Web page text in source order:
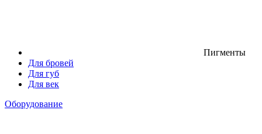
Пигменты
Для бровей
Для губ
Для век
Оборудование